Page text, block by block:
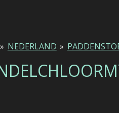
» NEDERLAND »